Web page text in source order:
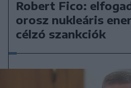
Robert Fico:
orosz nukleáris
célzó szankciók